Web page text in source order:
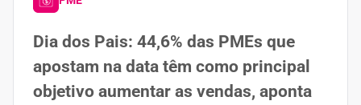
Dia dos Pais: 44,6% das PMEs que
apostam na data têm como principal
objetivo aumentar as vendas, aponta